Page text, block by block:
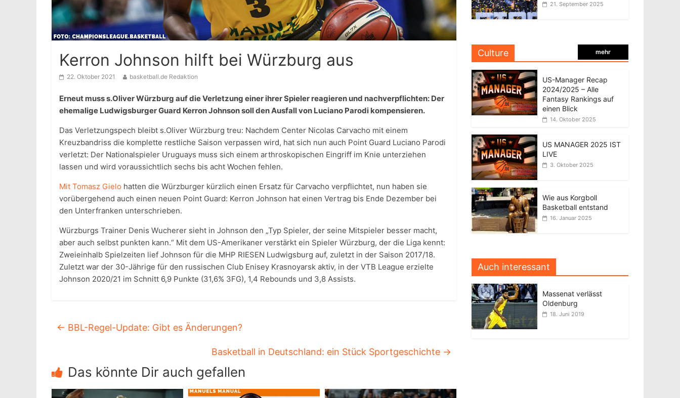
Kerron Johnson hilft bei Würzburg aus
22. Oktober 2021 basketball.de Redaktion
Erneut muss s.Oliver Würzburg auf die Verletzung einer ihrer Spieler reagieren und nachverpflichten: Der
ehemalige Ludwigsburger Guard Kerron Johnson soll den Ausfall von Luciano Parodi kompensieren.
Das Verletzungspech bleibt s.Oliver Würzburg treu: Nachdem Center Nicolas Carvacho mit einem
Kreuzbandriss die komplette restliche Saison verpassen wird, hat sich nun auch Point Guard Luciano Parodi
verletzt: Der Nationalspieler Uruguays muss sich einem arthroskopischen Eingriff im Knie unterziehen
lassen und wird voraussichtlich sechs bis acht Wochen fehlen.
Mit Tomasz Gielo hatten die Würzburger kürzlich einen Ersatz für Carvacho verpflichtet, nun haben sie
vorübergehend auch einen neuen Point Guard: Kerron Johnson hat einen Vertrag bis Ende Dezember bei
den Unterfranken unterschrieben.
Würzburgs Trainer Denis Wucherer sieht in Johnson den „Typ Spieler, der seine Mitspieler besser macht,
aber auch selbst punkten kann.“ Mit dem US-Amerikaner verstärkt ein Spieler Würzburg, der die Liga kennt:
Zweieinhalb Spielzeiten lief Johnson für die MHP RIESEN Ludwigsburg auf, zuletzt in der Saison 2017/18.
Zuletzt war der 30-Jährige für den russischen Club Enisey Krasnoyarsk aktiv, in der VTB League erzielte
Johnson 2020/21 im Schnitt 6,9 Punkte (31,6% 3FG), 1,4 Rebounds und 3,8 Assists.
← BBL-Regel-Update: Gibt es Änderungen?
Basketball in Deutschland: ein Stück Sportgeschichte →
Das könnte Dir auch gefallen
21. September 2025
Culture mehr
US-Manager Recap
2024/2025 – Alle
Fantasy Rankings auf
einen Blick
14. Oktober 2025
US MANAGER 2025 IST
LIVE
3. Oktober 2025
Wie aus Korgboll
Basketball entstand
16. Januar 2025
Auch interessant
Massenat verlässt
Oldenburg
18. Juni 2019